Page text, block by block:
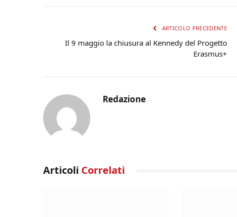
ARTICOLO PRECEDENTE
Il 9 maggio la chiusura al Kennedy del Progetto
Erasmus+
Redazione
Articoli Correlati